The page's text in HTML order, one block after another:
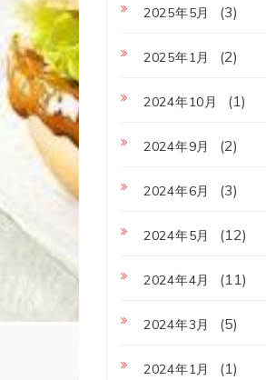
2025年5月 (3)
2025年1月 (2)
2024年10月 (1)
2024年9月 (2)
2024年6月 (3)
2024年5月 (12)
2024年4月 (11)
2024年3月 (5)
2024年1月 (1)